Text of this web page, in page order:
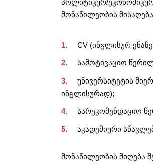
მონაწილეობის
CV (ინგლისურ
სამოტივაციო
უნივერსიტეტის
ინგლისურად);
სარეკომენდაციო
აკადემიური
მონაწილეობის მიღება